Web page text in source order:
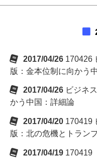
2017/04/26 170426
版：金本位制に向かう
2017/04/26 ビジネ
かう中国：詳細論
2017/04/20 170419
版：北の危機とトラン
2017/04/19 170419